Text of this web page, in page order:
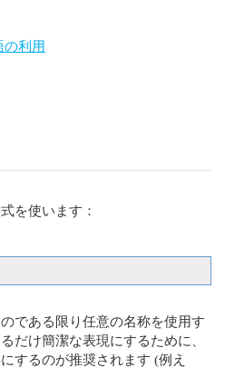
の利用
を使います：
である限り任意の名称を使用す
だけ簡潔な表現にするために、
するのが推奨されます (例え